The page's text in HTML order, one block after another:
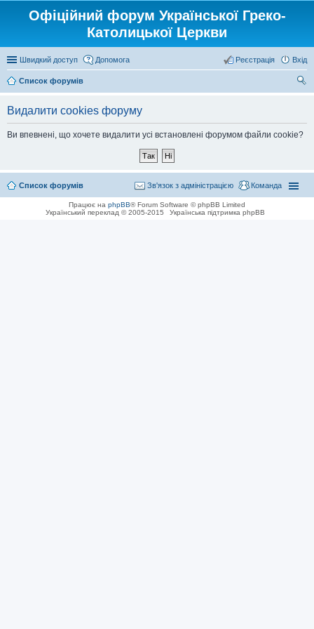
Офіційний форум Української Греко-
Католицької Церкви
Швидкий доступ Допомога Вхід
Реєстрація
Список форумів
Видалити cookies форуму
Ви впевнені, що хочете видалити усі встановлені форумом файли cookie?
Список форумів Команда
Зв'язок з адміністрацією
Працює на phpBB® Forum Software © phpBB Limited
Український переклад © 2005-2015
Українська підтримка phpBB